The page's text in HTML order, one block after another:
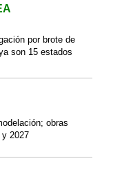
por brote de
son 15 estados
obras
2027